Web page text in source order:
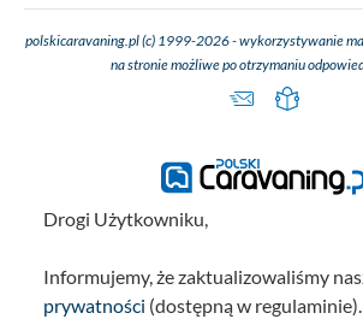
polskicaravaning.pl (c) 1999-2026 - wykorzystywanie
na stronie możliwe po otrzymaniu
Drogi Użytkowniku,
Informujemy, że zaktualizowaliśmy
prywatności (dostępną w